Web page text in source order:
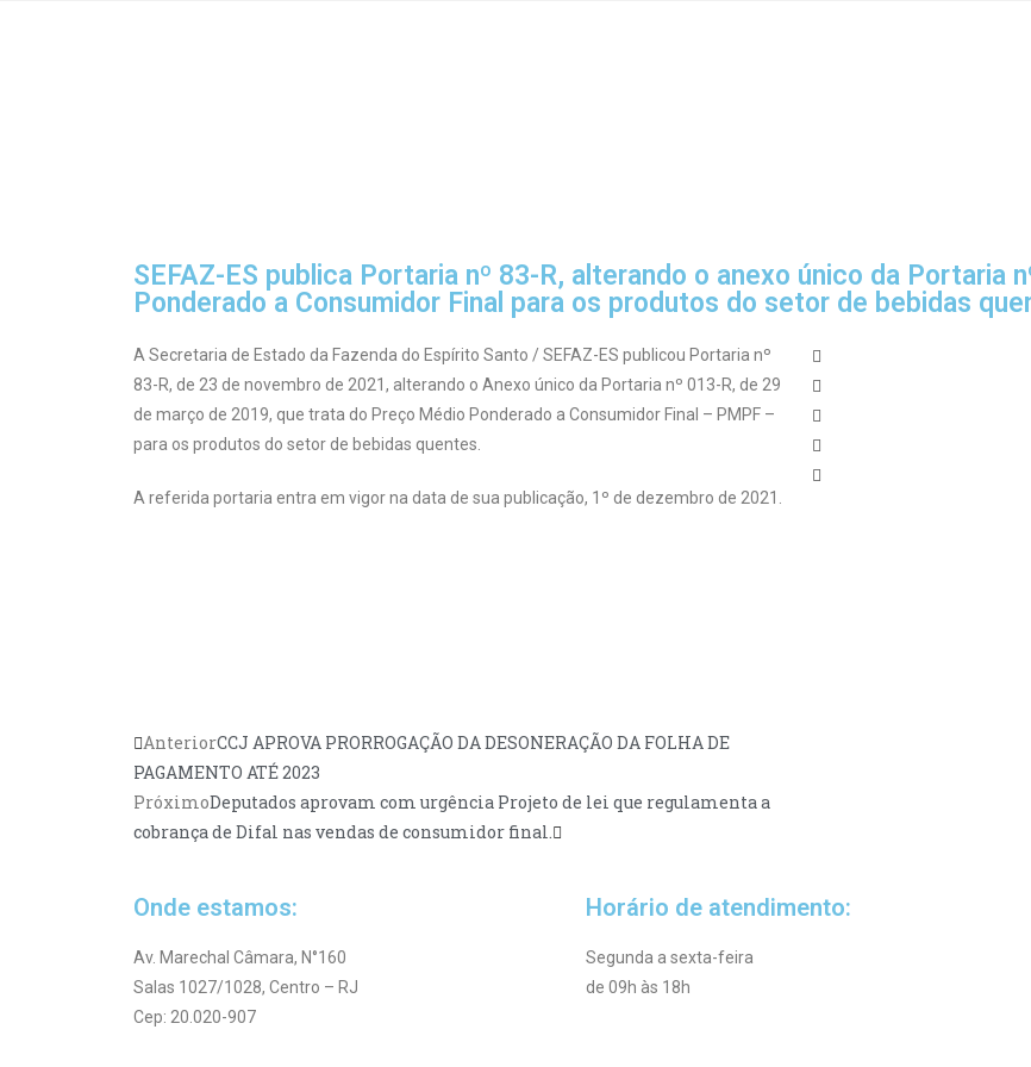
SEFAZ-ES publica Portaria nº 83-R, alterando o anexo único da Portaria
Ponderado a Consumidor Final para os produtos do setor de bebidas
A Secretaria de Estado da Fazenda do Espírito Santo / SEFAZ-ES publicou Portaria nº
83-R, de 23 de novembro de 2021, alterando o Anexo único da Portaria nº 013-R, de 29
de março de 2019, que trata do Preço Médio Ponderado a Consumidor Final – PMPF –
para os produtos do setor de bebidas quentes.
A referida portaria entra em vigor na data de sua publicação, 1º de dezembro de 2021.
AnteriorCCJ APROVA PRORROGAÇÃO DA DESONERAÇÃO DA FOLHA DE
PAGAMENTO ATÉ 2023
PróximoDeputados aprovam com urgência Projeto de lei que regulamenta a
cobrança de Difal nas vendas de consumidor final.
Onde estamos:
Av. Marechal Câmara, N°160
Salas 1027/1028, Centro – RJ
Cep: 20.020-907
Horário de atendimento:
Segunda a sexta-feira
de 09h às 18h